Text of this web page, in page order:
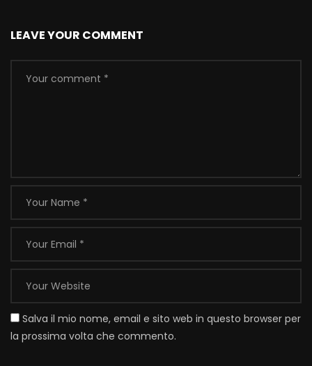
LEAVE YOUR COMMENT
Salva il mio nome, email e sito web in questo browser per
la prossima volta che commento.